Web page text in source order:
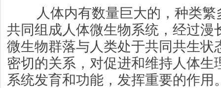
人体内有数量巨大的，种类繁
共同组成人体微生物系统，经过漫
微生物群落与人类处于共同共生状
密切的关系，对促进和维持人体生
系统发育和功能，发挥重要的作用